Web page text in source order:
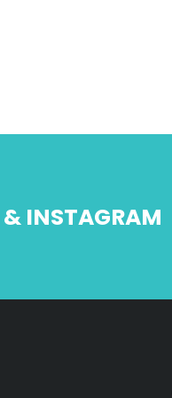
INSTAGRAM